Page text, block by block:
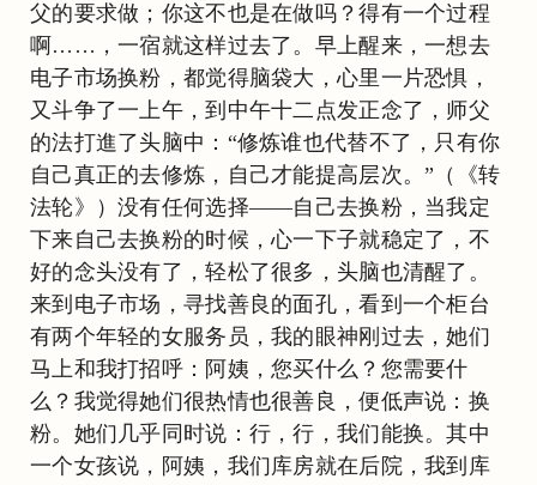
父的要求做；你这不也是在做吗？得有一个过程
啊……，一宿就这样过去了。早上醒来，一想去
电子市场换粉，都觉得脑袋大，心里一片恐惧，
又斗争了一上午，到中午十二点发正念了，师父
的法打進了头脑中：“修炼谁也代替不了，只有你
自己真正的去修炼，自己才能提高层次。”（《转
法轮》）没有任何选择——自己去换粉，当我定
下来自己去换粉的时候，心一下子就稳定了，不
好的念头没有了，轻松了很多，头脑也清醒了。
来到电子市场，寻找善良的面孔，看到一个柜台
有两个年轻的女服务员，我的眼神刚过去，她们
马上和我打招呼：阿姨，您买什么？您需要什
么？我觉得她们很热情也很善良，便低声说：换
粉。她们几乎同时说：行，行，我们能换。其中
一个女孩说，阿姨，我们库房就在后院，我到库